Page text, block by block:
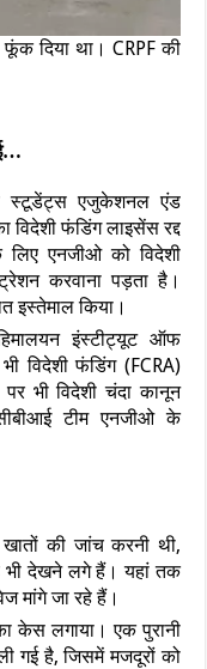
फूंक दिया था। CRPF की
स्टूडेंट्स एजुकेशनल एंड
फंडिंग लाइसेंस रद्द
लिए एनजीओ को विदेशी
करवाना पड़ता है।
इस्तेमाल किया।
इंस्टीट्यूट ऑफ
विदेशी फंडिंग (FCRA)
भी विदेशी चंदा कानून
टीम एनजीओ के
की जांच करनी थी,
भी देखने लगे हैं। यहां तक
मांगे जा रहे हैं।
केस लगाया। एक पुरानी
गई है, जिसमें मजदूरों को